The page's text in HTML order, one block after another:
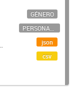
GÉNERO
PERSONAL CIENTÍFICO-TECNOLÓGICO
json
csv